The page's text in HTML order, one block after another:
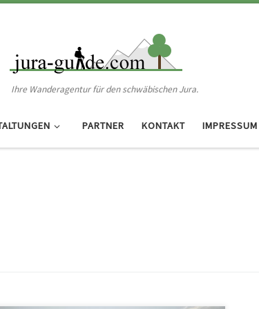
Ihre Wanderagentur für den schwäbischen Jura.
PARTNER KONTAKT